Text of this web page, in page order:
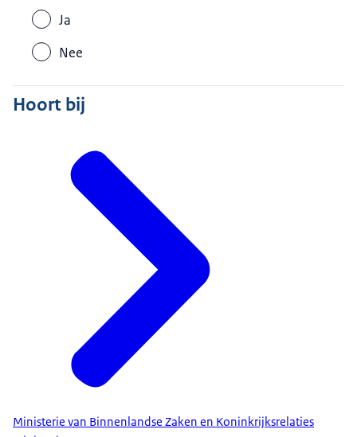
Ja
Nee
Hoort bij
Ministerie van Binnenlandse Zaken en Koninkrijksrelaties